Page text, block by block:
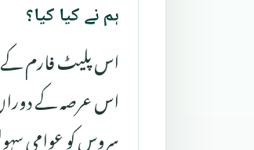
ہم نے کیا کیا؟
اس پلیٹ فارم کے
اس عرصہ کے دوران
سروس کو عوامی